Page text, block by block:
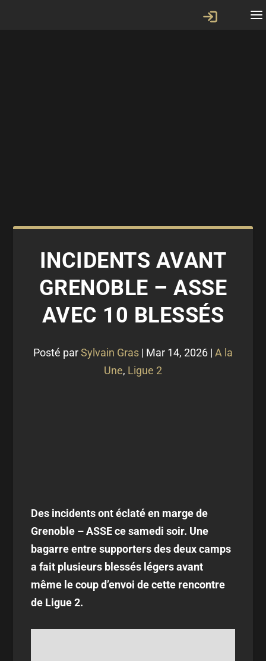
INCIDENTS AVANT
GRENOBLE – ASSE
AVEC 10 BLESSÉS
Posté parSylvain Gras | Mar 14, 2026 | A la
Une, Ligue 2
Des incidents ont éclaté en marge de
Grenoble – ASSE ce samedi soir. Une
bagarre entre supporters des deux camps
a fait plusieurs blessés légers avant
même le coup d’envoi de cette rencontre
de Ligue 2.